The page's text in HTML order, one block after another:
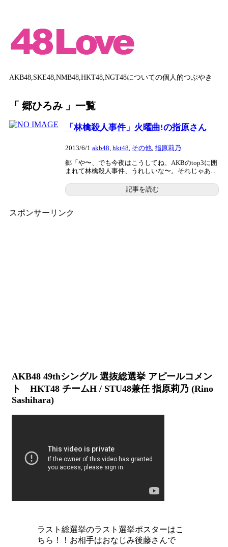
AKB48,SKE48,NMB48,HKT48,NGT48についての個人的つぶやき
「 郷ひろみ 」一覧
「林檎殺人事件」火曜曲!の指原さん
2013/6/1 akb48 hkt48 その他 指原莉乃
郷「や〜、でも今夜はこうしてね、AKBのtop3に囲
まれて林檎殺人事件、うれしいな〜。それじゃあ...
記事を読む
スポンサーリンク
AKB48 49thシングル 選抜総選挙 アピールコメン
ト HKT48 チームH / STU48兼任 指原莉乃 (Rino
Sashihara)
ラスト総選挙のラスト選挙ポスターはこ
ちら！！お相手はおなじみ後藤さんで